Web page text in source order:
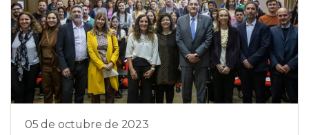
05 de octubre de 2023